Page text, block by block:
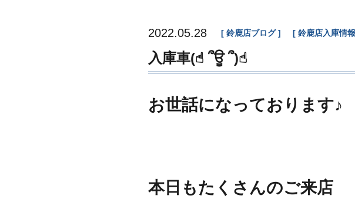
2022.05.28 鈴鹿店ブログ 鈴鹿店入庫情報
入庫車(☝︎ ՞ਊ ՞)☝︎
お世話になっております♪
本日もたくさんのご来店